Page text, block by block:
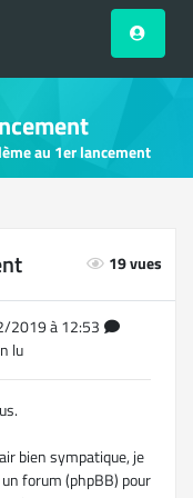
au 1er lancement
19 vues
2019 à 12:53
lu
bien sympatique, je
forum (phpBB) pour